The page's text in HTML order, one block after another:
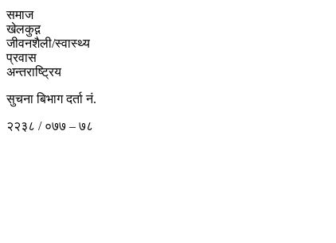
समाज
खेलकुद़़
जीवनशैली/स्वास्थ्य
प्रवास
अन्तराष्ट्रिय
सुचना बिभाग दर्ता नं.
२२३८ / ०७७ – ७८